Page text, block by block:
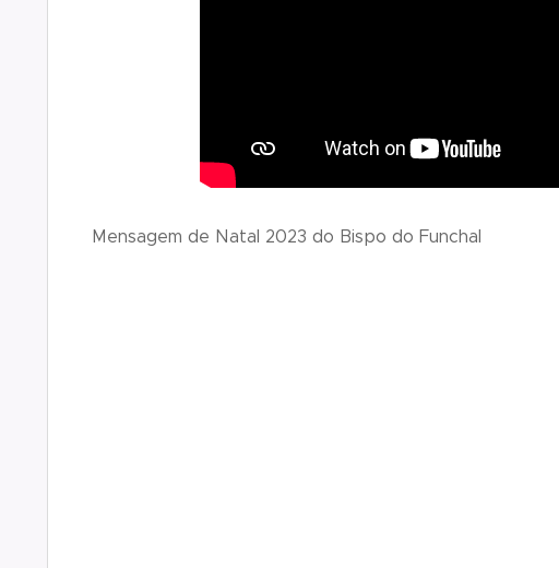
Mensagem de Natal 2023 do Bispo do Funchal